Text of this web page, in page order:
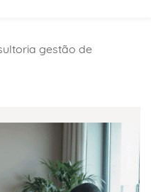
gestão de